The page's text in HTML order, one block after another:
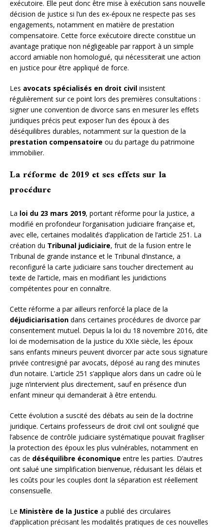
exécutoire. Elle peut donc être mise à exécution sans nouvelle
décision de justice si l’un des ex-époux ne respecte pas ses
engagements, notamment en matière de prestation
compensatoire. Cette force exécutoire directe constitue un
avantage pratique non négligeable par rapport à un simple
accord amiable non homologué, qui nécessiterait une action
en justice pour être appliqué de force.
Les avocats spécialisés en droit civil insistent
régulièrement sur ce point lors des premières consultations :
signer une convention de divorce sans en mesurer les effets
juridiques précis peut exposer l’un des époux à des
déséquilibres durables, notamment sur la question de la
prestation compensatoire ou du partage du patrimoine
immobilier.
La réforme de 2019 et ses effets sur la
procédure
La loi du 23 mars 2019, portant réforme pour la justice, a
modifié en profondeur l’organisation judiciaire française et,
avec elle, certaines modalités d’application de l’article 251. La
création du Tribunal judiciaire, fruit de la fusion entre le
Tribunal de grande instance et le Tribunal d’instance, a
reconfiguré la carte judiciaire sans toucher directement au
texte de l’article, mais en modifiant les juridictions
compétentes pour en connaître.
Cette réforme a par ailleurs renforcé la place de la
déjudiciarisation dans certaines procédures de divorce par
consentement mutuel. Depuis la loi du 18 novembre 2016, dite
loi de modernisation de la justice du XXIe siècle, les époux
sans enfants mineurs peuvent divorcer par acte sous signature
privée contresigné par avocats, déposé au rang des minutes
d’un notaire. L’article 251 s’applique alors dans un cadre où le
juge n’intervient plus directement, sauf en présence d’un
enfant mineur qui demanderait à être entendu.
Cette évolution a suscité des débats au sein de la doctrine
juridique. Certains professeurs de droit civil ont souligné que
l’absence de contrôle judiciaire systématique pouvait fragiliser
la protection des époux les plus vulnérables, notamment en
cas de déséquilibre économique entre les parties. D’autres
ont salué une simplification bienvenue, réduisant les délais et
les coûts pour les couples dont la séparation est réellement
consensuelle.
Le Ministère de la Justice a publié des circulaires
d’application précisant les modalités pratiques de ces nouvelles